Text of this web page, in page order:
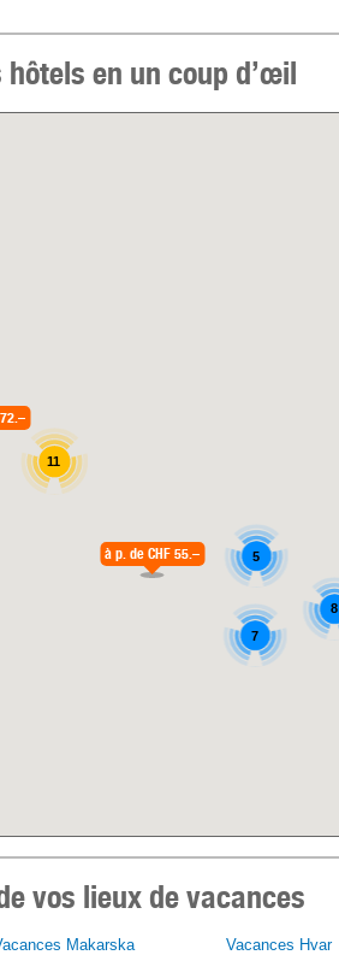
en un coup d’œil
8
5
7
11
à p. de CHF 55.–
vos lieux de vacances
Makarska Vacances Hvar